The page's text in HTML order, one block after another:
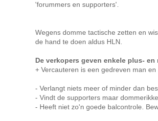
'forummers en supporters'.
Wegens domme tactische zetten en
de hand te doen aldus HLN.
De verkopers geven enkele plus- en
+ Vercauteren is een gedreven man en
- Verlangt niets meer of minder dan
- Vindt de supporters maar
- Heeft niet zo'n goede balcontrole.